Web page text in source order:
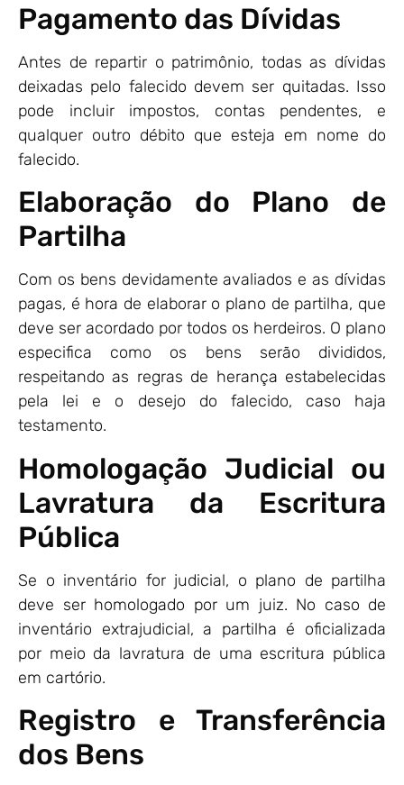
Pagamento das Dívidas
Antes de repartir o patrimônio, todas as dívidas
deixadas pelo falecido devem ser quitadas. Isso
pode incluir impostos, contas pendentes, e
qualquer outro débito que esteja em nome do
falecido.
Elaboração do Plano de
Partilha
Com os bens devidamente avaliados e as dívidas
pagas, é hora de elaborar o plano de partilha, que
deve ser acordado por todos os herdeiros. O plano
especifica como os bens serão divididos,
respeitando as regras de herança estabelecidas
pela lei e o desejo do falecido, caso haja
testamento.
Homologação Judicial ou
Lavratura da Escritura
Pública
Se o inventário for judicial, o plano de partilha
deve ser homologado por um juiz. No caso de
inventário extrajudicial, a partilha é oficializada
por meio da lavratura de uma escritura pública
em cartório.
Registro e Transferência
dos Bens